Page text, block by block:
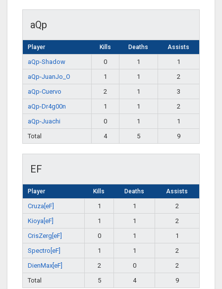
aQp
Player Kills Deaths Assists
aQp-Shadow 0 1
1
aQp-JuanJo_O
1 1
2
aQp-Cuervo
2 1
3
aQp-Dr4g00n
1 1
2
aQp-Juachi
0 1
1
Total
4 5 9
EF
Player Kills Deaths Assists
Cruza[eF] 1 1
2
Kioya[eF]
1 1
2
CrisZerg[eF]
0 1
1
Spectro[eF]
1 1
2
DienMax[eF]
2 0
2
Total
5 4 9